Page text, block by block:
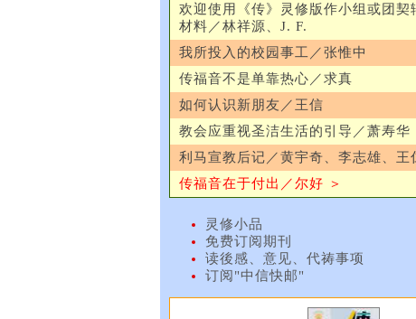
欢迎使用《传》灵修版作小组或团契
材料／林祥源、J. F.
我所投入的校园事工／张惟中
传福音不是单靠热心／求真
如何认识新朋友／王信
教会应重视圣洁生活的引导／萧寿华
利马宣教后记／黄宇奇、李志雄、王
传福音在于付出／尔好 ＞
灵修小品
免费订阅期刊
读後感、意见、代祷事项
订阅"中信快邮"